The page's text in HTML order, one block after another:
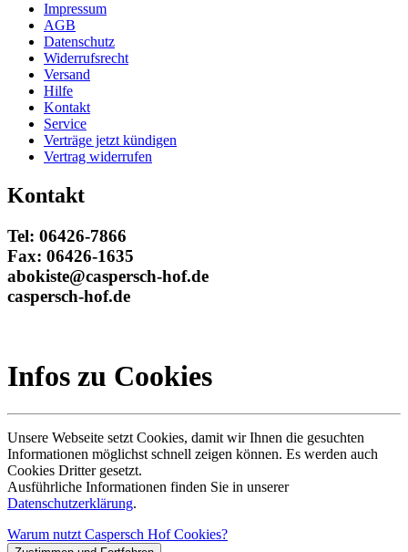
Impressum
AGB
Datenschutz
Widerrufsrecht
Versand
Hilfe
Kontakt
Service
Verträge jetzt kündigen
Vertrag widerrufen
Kontakt
Tel: 06426-7866
Fax: 06426-1635
abokiste@caspersch-hof.de
caspersch-hof.de
Infos zu Cookies
Unsere Webseite setzt Cookies, damit wir Ihnen die gesuchten
Informationen möglichst schnell zeigen können. Es werden auch
Cookies Dritter gesetzt.
Ausführliche Informationen finden Sie in unserer
Datenschutzerklärung.
Warum nutzt Caspersch Hof Cookies?